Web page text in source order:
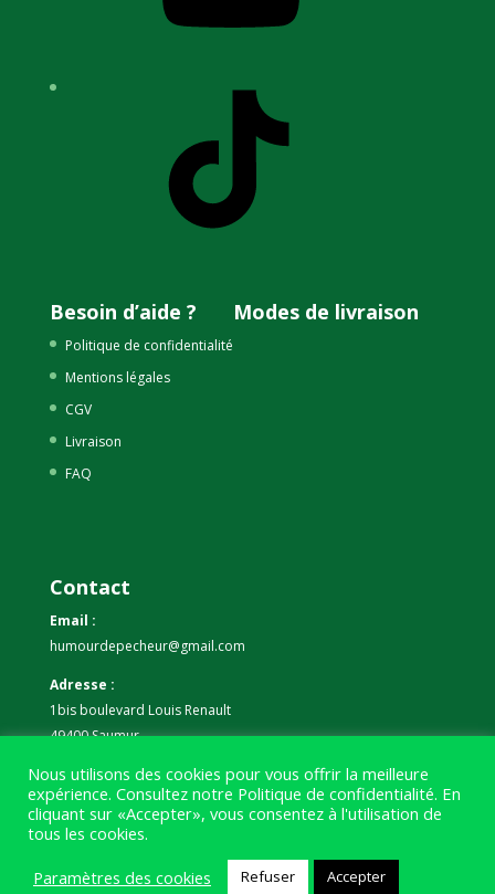
Besoin d’aide ?
Politique de confidentialité
Mentions légales
CGV
Livraison
FAQ
Modes de livraison
Contact
Email :
humourdepecheur@gmail.com
Adresse :
1bis boulevard Louis Renault
49400 Saumur
Téléphone :
07 59 61 06 63
Nous utilisons des cookies pour vous offrir la meilleure
expérience. Consultez notre Politique de confidentialité. En
cliquant sur «Accepter», vous consentez à l'utilisation de
tous les cookies.
Paramètres des cookies
Refuser Accepter